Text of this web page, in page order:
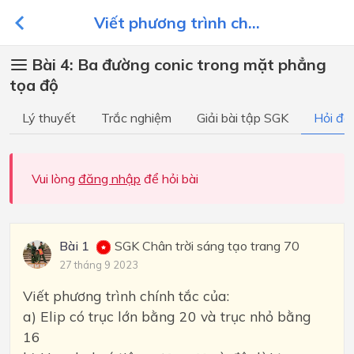
Viết phương trình ch...
Bài 4: Ba đường conic trong mặt phẳng
tọa độ
Lý thuyết Trắc nghiệm Giải bài tập SGK Hỏi
Vui lòng đăng nhập để hỏi bài
Bài 1 SGK Chân trời sáng tạo trang 70
27 tháng 9 2023
Viết phương trình chính tắc của:
a) Elip có trục lớn bằng 20 và trục nhỏ bằng
16